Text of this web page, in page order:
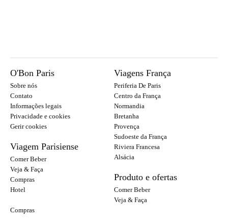
O'Bon Paris
Sobre nós
Contato
Informações legais
Privacidade e cookies
Gerir cookies
Viagem Parisiense
Comer Beber
Veja & Faça
Compras
Hotel
Viagens França
Periferia De Paris
Centro da França
Normandia
Bretanha
Provença
Sudoeste da França
Riviera Francesa
Alsácia
Produto e ofertas
Comer Beber
Veja & Faça
Compras